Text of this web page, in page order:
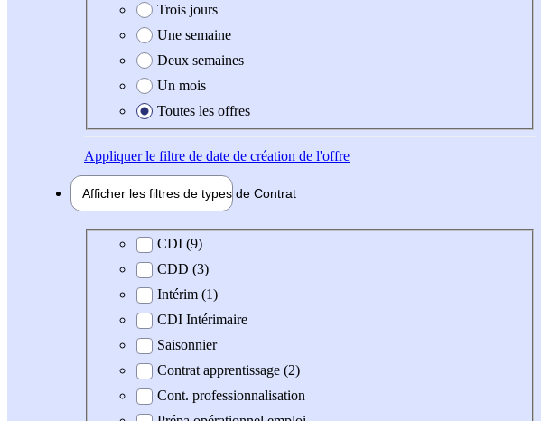
Trois jours
Une semaine
Deux semaines
Un mois
Toutes les offres
Appliquerle filtre de date de création de l'offre
Afficher les filtres de types de Contrat
Type de contrat
CDI (9)
CDD (3)
Intérim (1)
CDI Intérimaire
Saisonnier
Contrat apprentissage (2)
Cont. professionnalisation